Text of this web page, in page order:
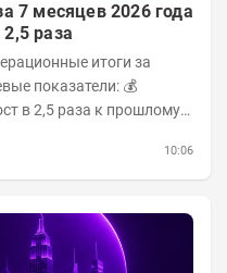
7 месяцев 2026 года
раза
итоги за
10:06